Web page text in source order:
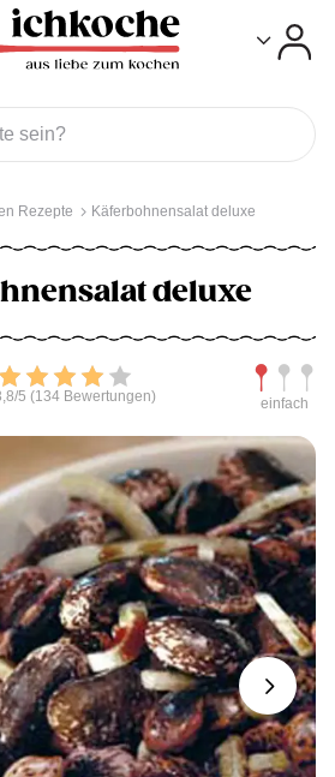
Rezepte Käferbohnensalat deluxe
deluxe
Bewerten
5 (134 Bewertungen) einfach
Next